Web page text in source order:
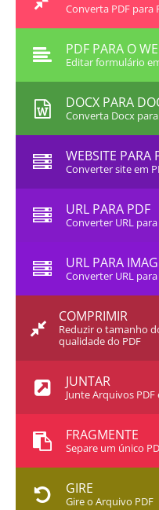
Converta PDF para
PDF PARA O
Editar formulário
DOCX PARA
Converta Docx
WEBSITE PARA
Converter site em
URL PARA PDF
Converter URL para
URL PARA
Converter URL
COMPRIMIR
Reduzir o tamanho
qualidade do PDF
JUNTAR
Junte Arquivos
FRAGMENTE
Separe um único
GIRE
Gire o Arquivo PDF